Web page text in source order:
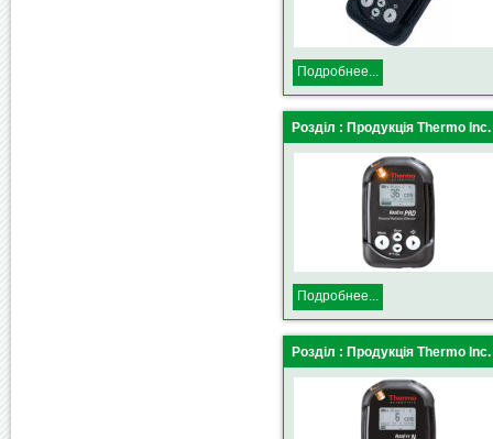
Подробнее...
Розділ : Продукція Thermo
Подробнее...
Розділ : Продукція Thermo